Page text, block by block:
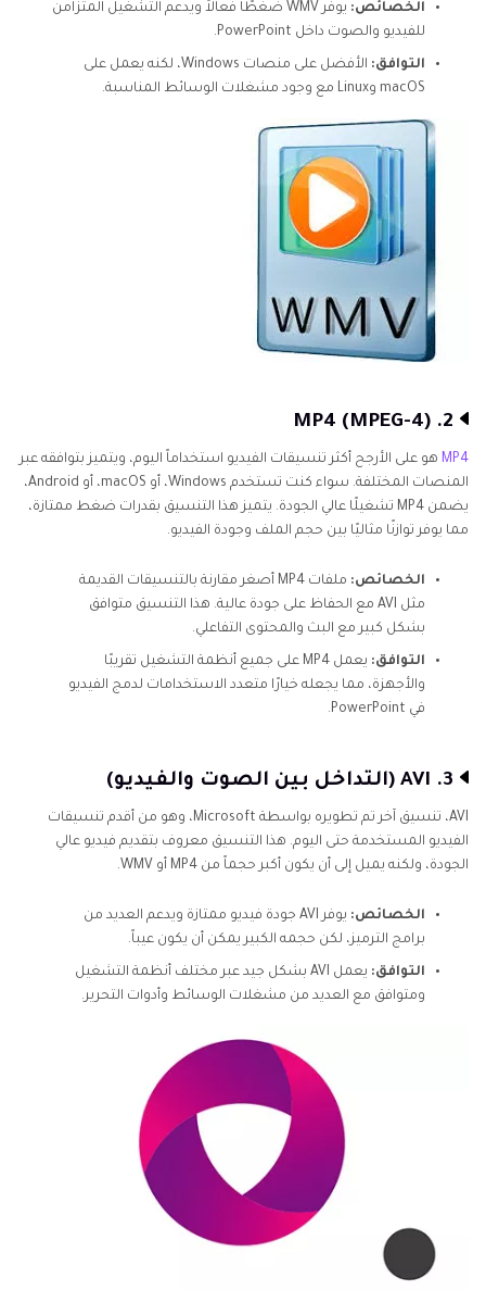
الخصائص:
يوفر WMV ضغطًا فعالاً ويدعم التشغيل المتزامن
للفيديو والصوت داخل PowerPoint.
التوافق:
الأفضل على منصات Windows، لكنه يعمل على
macOS وLinux مع وجود مشغلات الوسائط المناسبة.
2. MP4 (MPEG-4)
MP4 هو على الأرجح أكثر تنسيقات الفيديو استخداماً اليوم، ويتميز بتوافقه عبر
المنصات المختلفة. سواء كنت تستخدم Windows، أو macOS، أو Android،
يضمن MP4 تشغيلًا عالي الجودة. يتميز هذا التنسيق بقدرات ضغط ممتازة،
مما يوفر توازنًا مثاليًا بين حجم الملف وجودة الفيديو.
الخصائص:
ملفات MP4 أصغر مقارنة بالتنسيقات القديمة
مثل AVI مع الحفاظ على جودة عالية. هذا التنسيق متوافق
بشكل كبير مع البث والمحتوى التفاعلي.
التوافق:
يعمل MP4 على جميع أنظمة التشغيل تقريبًا
والأجهزة، مما يجعله خيارًا متعدد الاستخدامات لدمج الفيديو
في PowerPoint.
3. AVI (التداخل بين الصوت والفيديو)
AVI، تنسيق آخر تم تطويره بواسطة Microsoft، وهو من أقدم تنسيقات
الفيديو المستخدمة حتى اليوم. هذا التنسيق معروف بتقديم فيديو عالي
الجودة، ولكنه يميل إلى أن يكون أكبر حجماً من MP4 أو WMV.
الخصائص:
يوفر AVI جودة فيديو ممتازة ويدعم العديد من
برامج الترميز، لكن حجمه الكبير يمكن أن يكون عيباً.
التوافق:
يعمل AVI بشكل جيد عبر مختلف أنظمة التشغيل
ومتوافق مع العديد من مشغلات الوسائط وأدوات التحرير.